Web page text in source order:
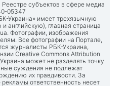
субъектов в сфере медиа
05347
Украина» имеет трехязычную
английскую), главная страница
. Фотографии, изображения
Все фотографии на Портале,
журналисты РБК-Украина,
Creative Commons Attribution
может не разделять точку
суждения не подлежат
их правдивости. За
ответственность несет